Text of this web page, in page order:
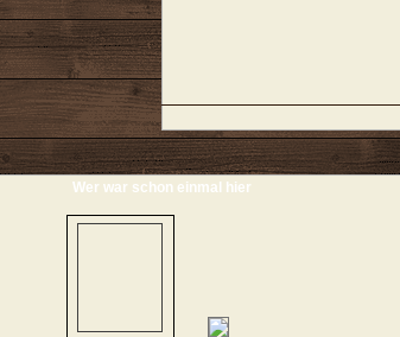
Wer war schon einmal hier